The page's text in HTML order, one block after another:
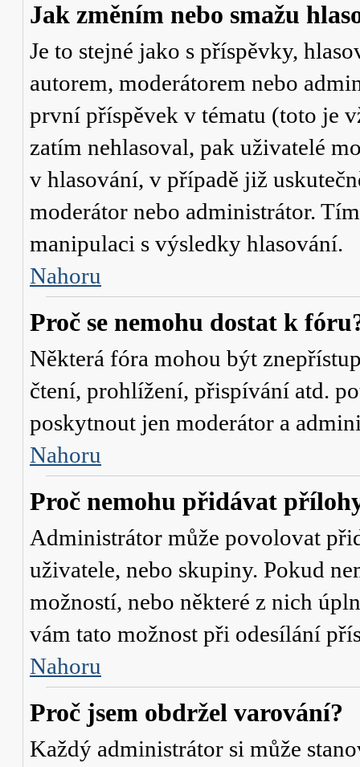
Jak změním nebo smažu
Je to stejné jako s příspěvky,
autorem, moderátorem nebo
první příspěvek v tématu (toto je
zatím nehlasoval, pak uživatelé
v hlasování, v případě již
moderátor nebo administrátor.
manipulaci s výsledky hlasování.
Nahoru
Proč se nemohu dostat k
Některá fóra mohou být
čtení, prohlížení, přispívání atd.
poskytnout jen moderátor a
Nahoru
Proč nemohu přidávat
Administrátor může povolovat
uživatele, nebo skupiny. Pokud
možností, nebo některé z nich
vám tato možnost při odesílání
Nahoru
Proč jsem obdržel varování?
Každý administrátor si může